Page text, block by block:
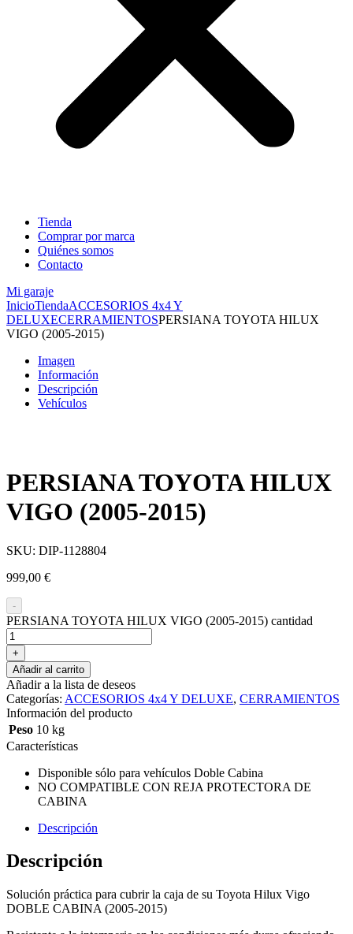
Tienda
Comprar por marca
Quiénes somos
Contacto
Mi garaje
InicioTiendaACCESORIOS 4x4 Y
DELUXECERRAMIENTOSPERSIANA TOYOTA HILUX
VIGO (2005-2015)
Imagen
Información
Descripción
Vehículos
PERSIANA TOYOTA HILUX
VIGO (2005-2015)
SKU: DIP-1128804
999,00 €
-
PERSIANA TOYOTA HILUX VIGO (2005-2015) cantidad
+
Añadir al carrito
Añadir a la lista de deseos
Categorías: ACCESORIOS 4x4 Y DELUXE, CERRAMIENTOS
Información del producto
Peso 10 kg
Características
Disponible sólo para vehículos Doble Cabina
NO COMPATIBLE CON REJA PROTECTORA DE
CABINA
Descripción
Descripción
Solución práctica para cubrir la caja de su Toyota Hilux Vigo
DOBLE CABINA (2005-2015)